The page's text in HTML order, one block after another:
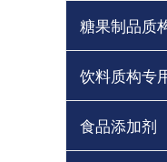
糖果制品质
饮料质构专
食品添加剂